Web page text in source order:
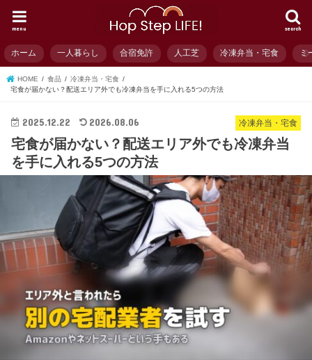
search
menu
ホーム 一人暮らし 合宿免許 人工芝 冷凍弁当・宅食 ミ
HOME 食品
冷凍弁当・宅食
宅食が届かない？配送エリア外でも冷凍弁当を手に入れる5つの方法
冷凍弁当・宅食
2025.12.22 2026.08.06
宅食が届かない？配送エリア外でも冷凍弁当
を手に入れる5つの方法